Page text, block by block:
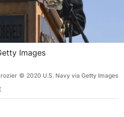
Images
© 2020 U.S. Navy via Getty Images